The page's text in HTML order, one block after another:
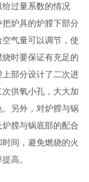
过量系数的情况
炉具的炉膛下部分
空气量可以调节，使
时要保证有充足的
部分设计了二次进
供氧小孔，大大加
另外，对炉膛与锅
膛与锅底部的配合
间，避免燃烧的火
高。